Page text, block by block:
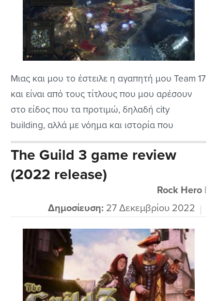
Μιας και μου το έστειλε η αγαπητή μου Team 17
και είναι από τους τίτλους που μου αρέσουν
στο είδος που τα προτιμώ, δηλαδή city
building, αλλά με νόημα και ιστορία που
εξελίσσεται παίζοντας και προχωρώντας το, θα
του κάνω μια μικρή παρουσίαση αφού είναι και
το demo του, κάτι σαν preview αφού το
The Guild 3 game review
(2022 release)
Rock Hero|
Δημοσίευση: 27 Δεκεμβρίου 2022